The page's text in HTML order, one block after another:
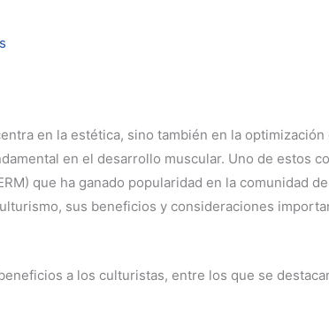
en la estética, sino también en la
en el desarrollo muscular. Uno de estos
que ha ganado popularidad en la comunidad
sus beneficios y consideraciones
a los culturistas, entre los que se